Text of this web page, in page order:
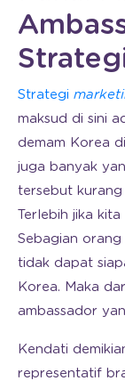
Strategi
maksud di sini
demam Korea
juga banyak
tersebut
Terlebih jika
Sebagian
tidak dapat
Korea. Maka
ambassador
Kendati
representatif